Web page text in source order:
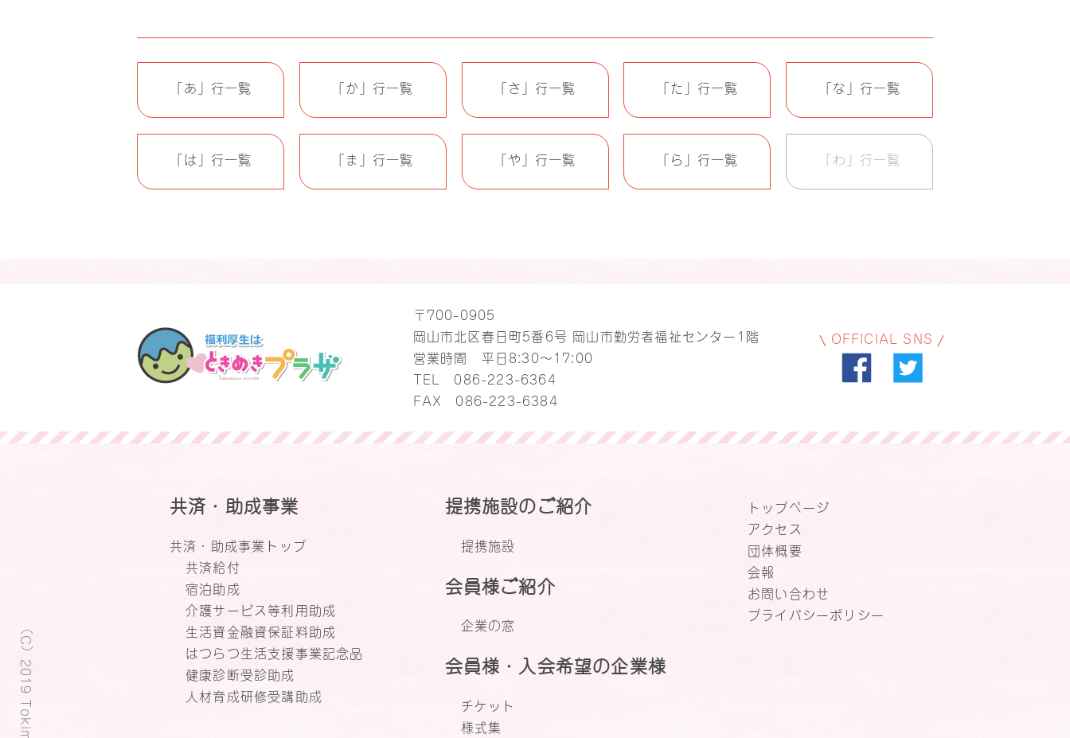
「あ」行一覧 「か」行一覧 「さ」行一覧 「た」行一覧 「な」行一覧
「は」行一覧 「ま」行一覧 「や」行一覧 「ら」行一覧 「わ」行一覧
〒700-0905
岡山市北区春日町5番6号 岡山市勤労者福祉センター1階
営業時間 平日8:30～17:00
TEL 086-223-6364
FAX 086-223-6384
OFFICIAL SNS
共済・助成事業
共済・助成事業トップ
共済給付
宿泊助成
介護サービス等利用助成
生活資金融資保証料助成
はつらつ生活支援事業記念品
健康診断受診助成
人材育成研修受講助成
提携施設のご紹介
提携施設
会員様ご紹介
企業の窓
会員様・入会希望の企業様
チケット
様式集
トップページ
アクセス
団体概要
会報
お問い合わせ
プライバシーポリシー